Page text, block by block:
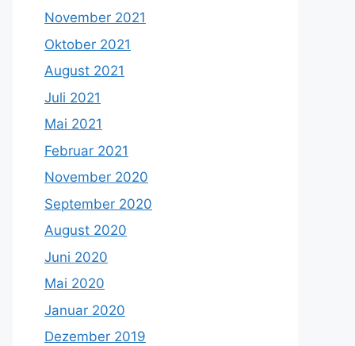
November 2021
Oktober 2021
August 2021
Juli 2021
Mai 2021
Februar 2021
November 2020
September 2020
August 2020
Juni 2020
Mai 2020
Januar 2020
Dezember 2019